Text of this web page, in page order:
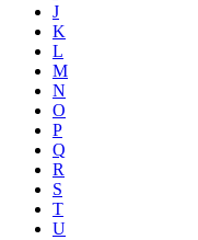
J
K
L
M
N
O
P
Q
R
S
T
U